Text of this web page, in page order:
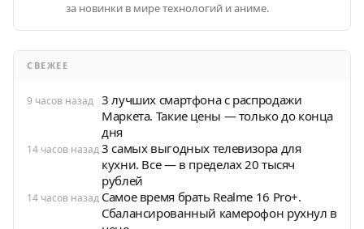
за новинки в мире технологий и аниме.
СВЕЖЕЕ
9 часов назад 3 лучших смартфона с распродажи
Маркета. Такие цены — только до конца
дня
14 часов назад3 самых выгодных телевизора для
кухни. Все — в пределах 20 тысяч
рублей
14 часов назад Самое время брать Realme 16 Pro+.
Сбалансированный камерофон рухнул в